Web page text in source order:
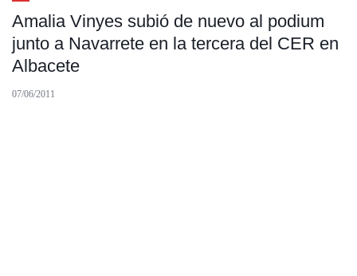
Amalia Vinyes subió de nuevo al podium
junto a Navarrete en la tercera del CER en
Albacete
07/06/2011